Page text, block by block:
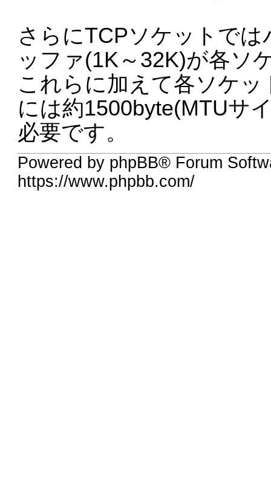
さらにTCPソケットで
ッファ(1K～32K)が各ソ
これらに加えて各ソケ
には約1500byte(MTUサ
必要です。
Powered by phpBB® Forum
https://www.phpbb.com/